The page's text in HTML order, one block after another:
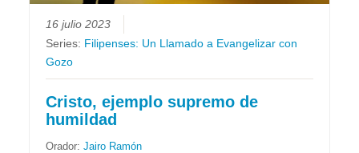
16 julio 2023
Series: Filipenses: Un Llamado a Evangelizar con
Gozo
Cristo, ejemplo supremo de
humildad
Orador:Jairo Ramón